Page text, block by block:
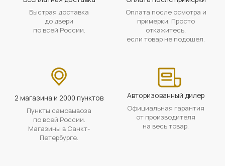
Быстрая доставка
до двери
по всей России.
Оплата после осмотра и
примерки. Просто
откажитесь,
если товар не подошел.
2 магазина и 2000 пунктов
Пункты самовывоза
по всей России.
Магазины в Санкт-
Петербурге.
Авторизованный дилер
Официальная гарантия
от производителя
на весь товар.